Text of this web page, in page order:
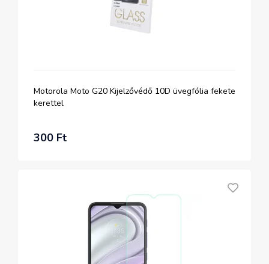
Motorola Moto G20 Kijelzővédő 10D üvegfólia fekete
kerettel
300 Ft